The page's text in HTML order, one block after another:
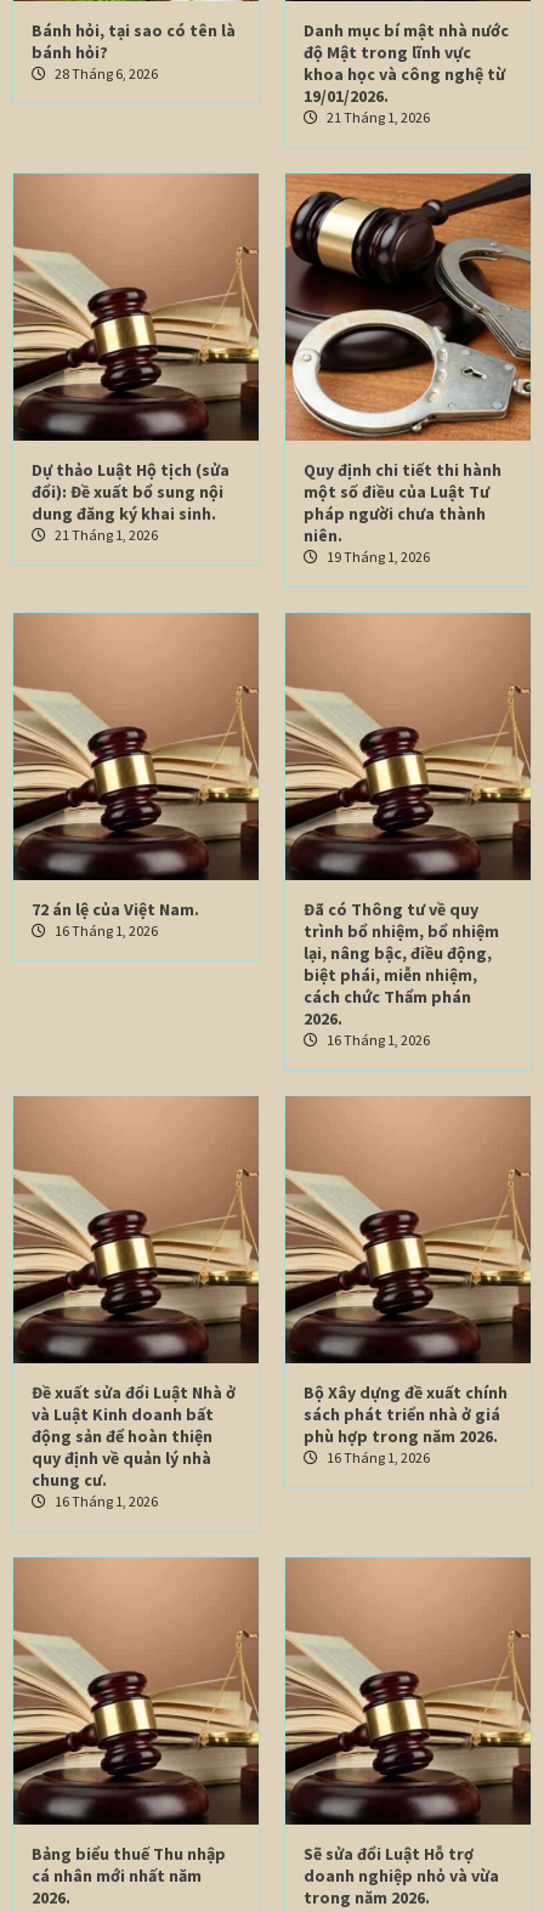
Bánh hỏi, tại sao có tên là
bánh hỏi?
28 Tháng 6, 2026
Danh mục bí mật nhà nước
độ Mật trong lĩnh vực
khoa học và công nghệ từ
19/01/2026.
21 Tháng 1, 2026
Dự thảo Luật Hộ tịch (sửa
đổi): Đề xuất bổ sung nội
dung đăng ký khai sinh.
21 Tháng 1, 2026
Quy định chi tiết thi hành
một số điều của Luật Tư
pháp người chưa thành
niên.
19 Tháng 1, 2026
72 án lệ của Việt Nam.
16 Tháng 1, 2026
Đã có Thông tư về quy
trình bổ nhiệm, bổ nhiệm
lại, nâng bậc, điều động,
biệt phái, miễn nhiệm,
cách chức Thẩm phán
2026.
16 Tháng 1, 2026
Đề xuất sửa đổi Luật Nhà ở
và Luật Kinh doanh bất
động sản để hoàn thiện
quy định về quản lý nhà
chung cư.
16 Tháng 1, 2026
Bộ Xây dựng đề xuất chính
sách phát triển nhà ở giá
phù hợp trong năm 2026.
16 Tháng 1, 2026
Bảng biểu thuế Thu nhập
cá nhân mới nhất năm
2026.
Sẽ sửa đổi Luật Hỗ trợ
doanh nghiệp nhỏ và vừa
trong năm 2026.